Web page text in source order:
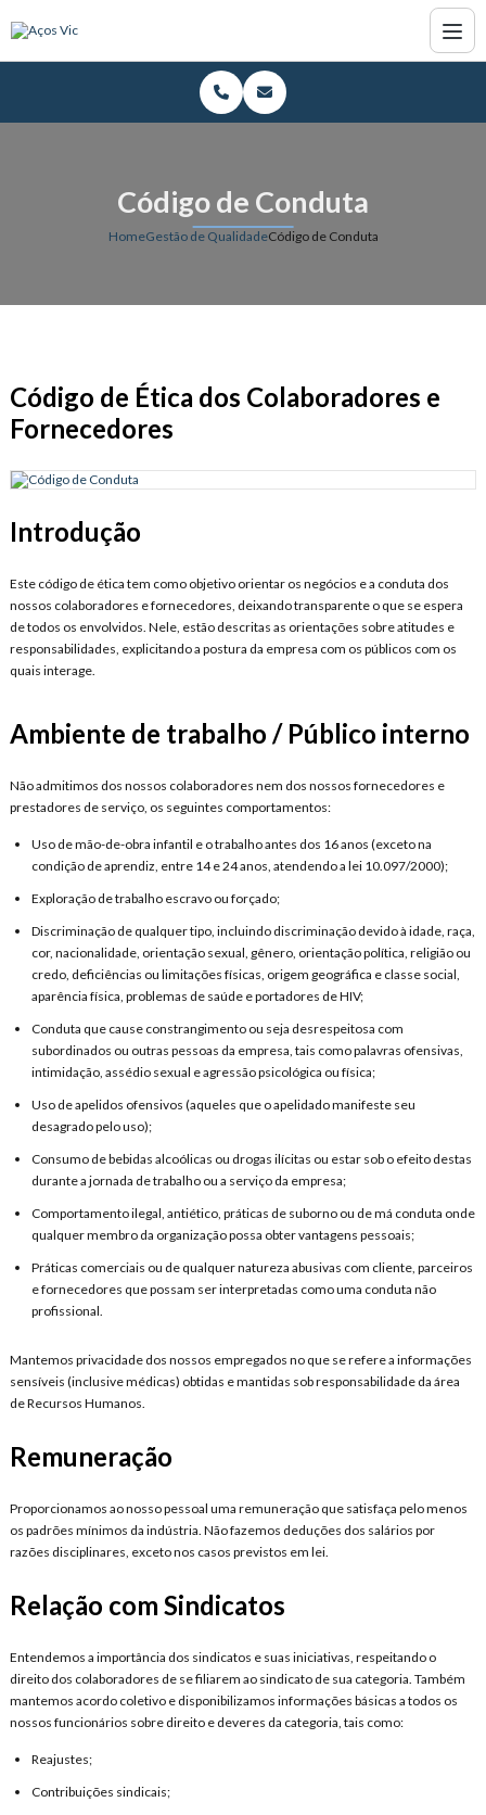
HomeGestão de QualidadeCódigo de Conduta
Código de Conduta
Código de Ética dos Colaboradores e
Fornecedores
Introdução
Este código de ética tem como objetivo orientar os negócios e a conduta dos
nossos colaboradores e fornecedores, deixando transparente o que se espera
de todos os envolvidos. Nele, estão descritas as orientações sobre atitudes e
responsabilidades, explicitando a postura da empresa com os públicos com os
quais interage.
Ambiente de trabalho / Público interno
Não admitimos dos nossos colaboradores nem dos nossos fornecedores e
prestadores de serviço, os seguintes comportamentos:
Uso de mão-de-obra infantil e o trabalho antes dos 16 anos (exceto na
condição de aprendiz, entre 14 e 24 anos, atendendo a lei 10.097/2000);
Exploração de trabalho escravo ou forçado;
Discriminação de qualquer tipo, incluindo discriminação devido à idade, raça,
cor, nacionalidade, orientação sexual, gênero, orientação política, religião ou
credo, deficiências ou limitações físicas, origem geográfica e classe social,
aparência física, problemas de saúde e portadores de HIV;
Conduta que cause constrangimento ou seja desrespeitosa com
subordinados ou outras pessoas da empresa, tais como palavras ofensivas,
intimidação, assédio sexual e agressão psicológica ou física;
Uso de apelidos ofensivos (aqueles que o apelidado manifeste seu
desagrado pelo uso);
Consumo de bebidas alcoólicas ou drogas ilícitas ou estar sob o efeito destas
durante a jornada de trabalho ou a serviço da empresa;
Comportamento ilegal, antiético, práticas de suborno ou de má conduta onde
qualquer membro da organização possa obter vantagens pessoais;
Práticas comerciais ou de qualquer natureza abusivas com cliente, parceiros
e fornecedores que possam ser interpretadas como uma conduta não
profissional.
Mantemos privacidade dos nossos empregados no que se refere a informações
sensíveis (inclusive médicas) obtidas e mantidas sob responsabilidade da área
de Recursos Humanos.
Remuneração
Proporcionamos ao nosso pessoal uma remuneração que satisfaça pelo menos
os padrões mínimos da indústria. Não fazemos deduções dos salários por
razões disciplinares, exceto nos casos previstos em lei.
Relação com Sindicatos
Entendemos a importância dos sindicatos e suas iniciativas, respeitando o
direito dos colaboradores de se filiarem ao sindicato de sua categoria. Também
mantemos acordo coletivo e disponibilizamos informações básicas a todos os
nossos funcionários sobre direito e deveres da categoria, tais como:
Reajustes;
Contribuições sindicais;